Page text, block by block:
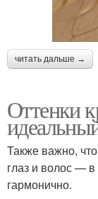
читать дальше →
Оттенки
Также важно,
глаз и волос — в
гармонично.